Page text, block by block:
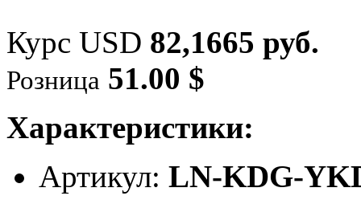
Курс USD 82,1665 руб.
Розница 51.00 $
Характеристики:
Артикул: LN-KDG-